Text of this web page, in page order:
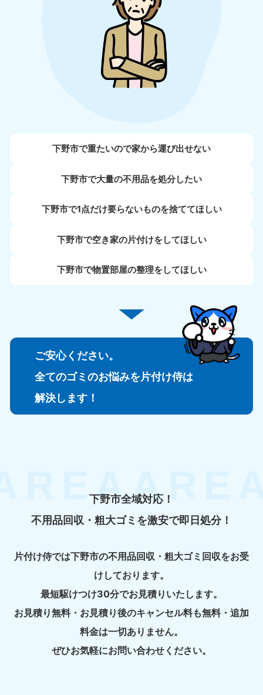
下野市で重たいので家から運び出せない
下野市で大量の不用品を処分したい
下野市で1点だけ要らないものを捨ててほしい
下野市で空き家の片付けをしてほしい
下野市で物置部屋の整理をしてほしい
ご安心ください。
全てのゴミのお悩みを片付け侍は
解決します！
下野市全域対応！
不用品回収・粗大ゴミを激安で即日処分！
片付け侍では下野市の不用品回収・粗大ゴミ回収をお受
けしております。
最短駆けつけ30分でお見積りいたします。
お見積り無料・お見積り後のキャンセル料も無料・追加
料金は一切ありません。
ぜひお気軽にお問い合わせください。